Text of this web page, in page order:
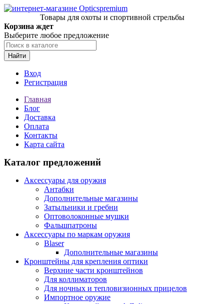
Товары для охоты и спортивной стрельбы
Корзина ждет
Выберите любое предложение
Найти
Вход
Регистрация
Главная
Блог
Доставка
Оплата
Контакты
Карта сайта
Каталог предложений
Аксессуары для оружия
Антабки
Дополнительные магазины
Затыльники и гребни
Оптоволоконные мушки
Фальшпатроны
Аксессуары по маркам оружия
Blaser
Дополнительные магазины
Кронштейны для крепления оптики
Верхние части кронштейнов
Для коллиматоров
Для ночных и тепловизионных прицелов
Импортное оружие